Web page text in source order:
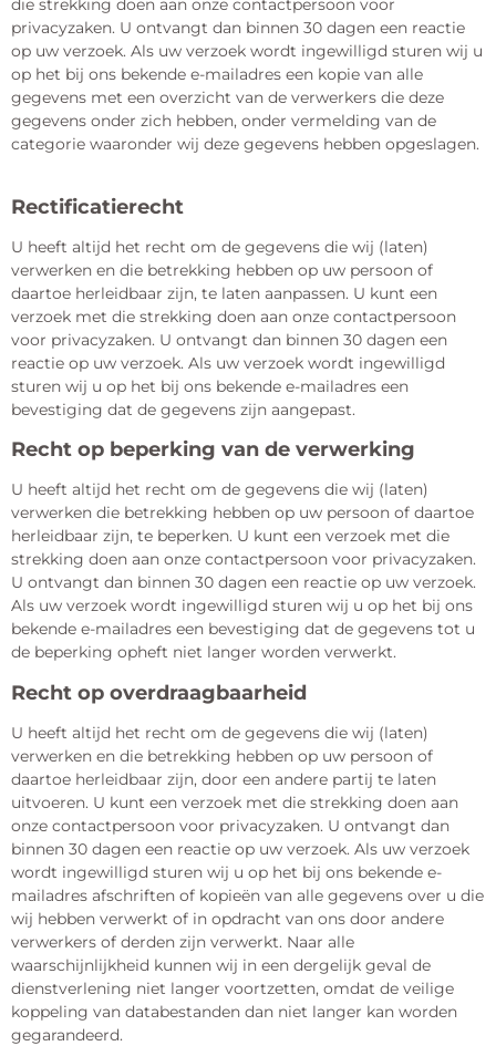
die strekking doen aan onze contactpersoon voor
privacyzaken. U ontvangt dan binnen 30 dagen een reactie
op uw verzoek. Als uw verzoek wordt ingewilligd sturen wij u
op het bij ons bekende e-mailadres een kopie van alle
gegevens met een overzicht van de verwerkers die deze
gegevens onder zich hebben, onder vermelding van de
categorie waaronder wij deze gegevens hebben opgeslagen.
Rectificatierecht
U heeft altijd het recht om de gegevens die wij (laten)
verwerken en die betrekking hebben op uw persoon of
daartoe herleidbaar zijn, te laten aanpassen. U kunt een
verzoek met die strekking doen aan onze contactpersoon
voor privacyzaken. U ontvangt dan binnen 30 dagen een
reactie op uw verzoek. Als uw verzoek wordt ingewilligd
sturen wij u op het bij ons bekende e-mailadres een
bevestiging dat de gegevens zijn aangepast.
Recht op beperking van de verwerking
U heeft altijd het recht om de gegevens die wij (laten)
verwerken die betrekking hebben op uw persoon of daartoe
herleidbaar zijn, te beperken. U kunt een verzoek met die
strekking doen aan onze contactpersoon voor privacyzaken.
U ontvangt dan binnen 30 dagen een reactie op uw verzoek.
Als uw verzoek wordt ingewilligd sturen wij u op het bij ons
bekende e-mailadres een bevestiging dat de gegevens tot u
de beperking opheft niet langer worden verwerkt.
Recht op overdraagbaarheid
U heeft altijd het recht om de gegevens die wij (laten)
verwerken en die betrekking hebben op uw persoon of
daartoe herleidbaar zijn, door een andere partij te laten
uitvoeren. U kunt een verzoek met die strekking doen aan
onze contactpersoon voor privacyzaken. U ontvangt dan
binnen 30 dagen een reactie op uw verzoek. Als uw verzoek
wordt ingewilligd sturen wij u op het bij ons bekende e-
mailadres afschriften of kopieën van alle gegevens over u die
wij hebben verwerkt of in opdracht van ons door andere
verwerkers of derden zijn verwerkt. Naar alle
waarschijnlijkheid kunnen wij in een dergelijk geval de
dienstverlening niet langer voortzetten, omdat de veilige
koppeling van databestanden dan niet langer kan worden
gegarandeerd.